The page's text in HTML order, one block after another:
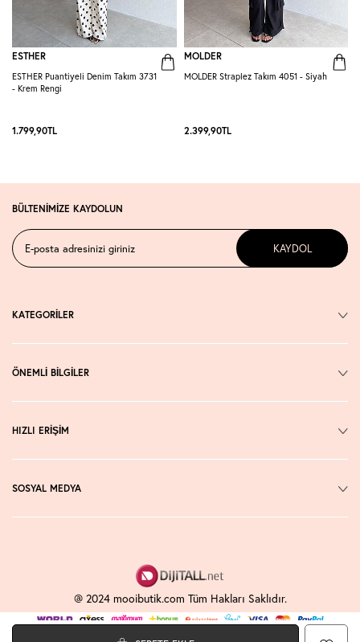
ESTHER
ESTHER Puantiyeli Denim Takım 3731
- Krem Rengi
1.799,90TL
MOLDER
MOLDER Straplez Takım 4051 - Siyah
2.399,90TL
BÜLTENİMİZE KAYDOLUN
KAYDOL
KATEGORİLER
ÖNEMLİ BİLGİLER
HIZLI ERİŞİM
SOSYAL MEDYA
@ 2024 mooibutik.com Tüm Hakları Saklıdır.